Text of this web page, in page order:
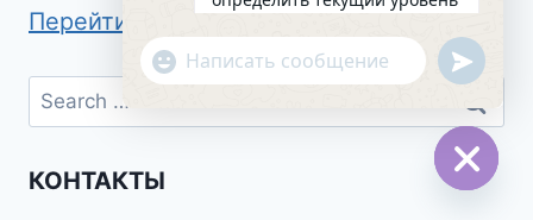
Перейти в БЛОГ
КОНТАКТЫ
английского и составить
индивидуальный план
занятий. Какова главная цель
в изучении языка на
19:33
"+chaty_settings.lang.emoji_picker+"
WhatsApp